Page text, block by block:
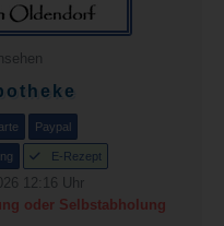
Paypal
E-Rezept
12:16 Uhr
oder Selbstabholung